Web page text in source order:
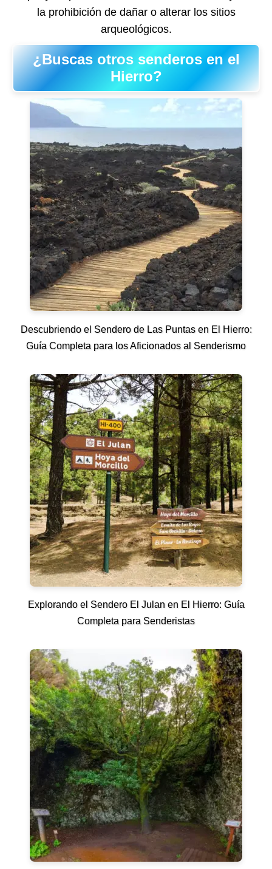
la prohibición de dañar o alterar los sitios
arqueológicos.
¿Buscas otros senderos en el
Hierro?
Descubriendo el Sendero de Las Puntas en El Hierro:
Guía Completa para los Aficionados al Senderismo
Explorando el Sendero El Julan en El Hierro: Guía
Completa para Senderistas